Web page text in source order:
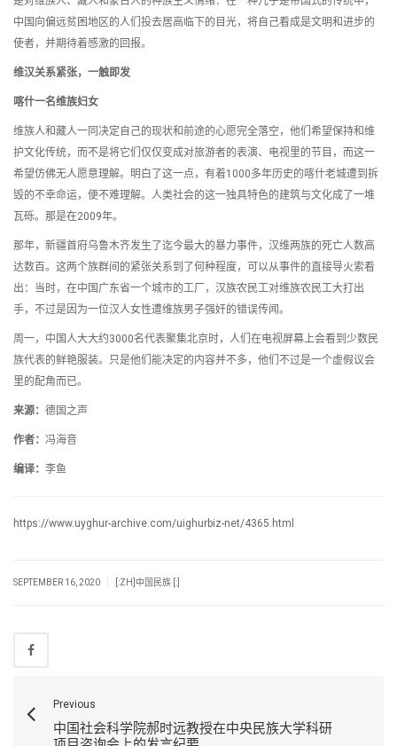
中国向偏远贫困地区的人们投去居高临下的目光，将自己看成是文明和进步的
使者，并期待着感激的回报。
维汉关系紧张，一触即发
喀什一名维族妇女
维族人和藏人一同决定自己的现状和前途的心愿完全落空，他们希望保持和维
护文化传统，而不是将它们仅仅变成对旅游者的表演、电视里的节目，而这一
希望仿佛无人愿意理解。明白了这一点，有着1000多年历史的喀什老城遭到拆
毁的不幸命运，便不难理解。人类社会的这一独具特色的建筑与文化成了一堆
瓦砾。那是在2009年。
那年，新疆首府乌鲁木齐发生了迄今最大的暴力事件，汉维两族的死亡人数高
达数百。这两个族群间的紧张关系到了何种程度，可以从事件的直接导火索看
出：当时，在中国广东省一个城市的工厂，汉族农民工对维族农民工大打出
手，不过是因为一位汉人女性遭维族男子强奸的错误传闻。
周一，中国人大大约3000名代表聚集北京时，人们在电视屏幕上会看到少数民
族代表的鲜艳服装。只是他们能决定的内容并不多，他们不过是一个虚假议会
里的配角而已。
来源： 德国之声
作者： 冯海音
编译： 李鱼
https://www.uyghur-archive.com/uighurbiz-net/4365.html
SEPTEMBER 16, 2020 [:ZH]中国民族 [:]
Previous
中国社会科学院郝时远教授在中央民族大学科研